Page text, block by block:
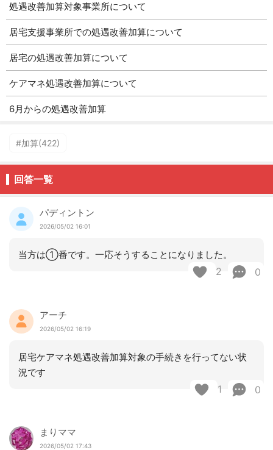
処遇改善加算対象事業所について
居宅支援事業所での処遇改善加算について
居宅の処遇改善加算について
ケアマネ処遇改善加算について
6月からの処遇改善加算
#加算(422)
回答一覧
パディントン
2026/05/02 16:01
当方は①番です。一応そうすることになりました。
2 0
アーチ
2026/05/02 16:19
居宅ケアマネ処遇改善加算対象の手続きを行ってない状
況です
1 0
まりママ
2026/05/02 17:43